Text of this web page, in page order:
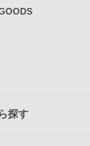
探す